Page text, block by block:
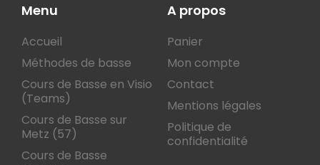
Menu
Accueil
Méthodes de basse
Cours de Basse en Visio
(Teams)
Cours de Basse sur
Metz (57)
Cours de Basse
A propos
Panier
Mon compte
Contact
Mentions légales
Politique de
confidentialité